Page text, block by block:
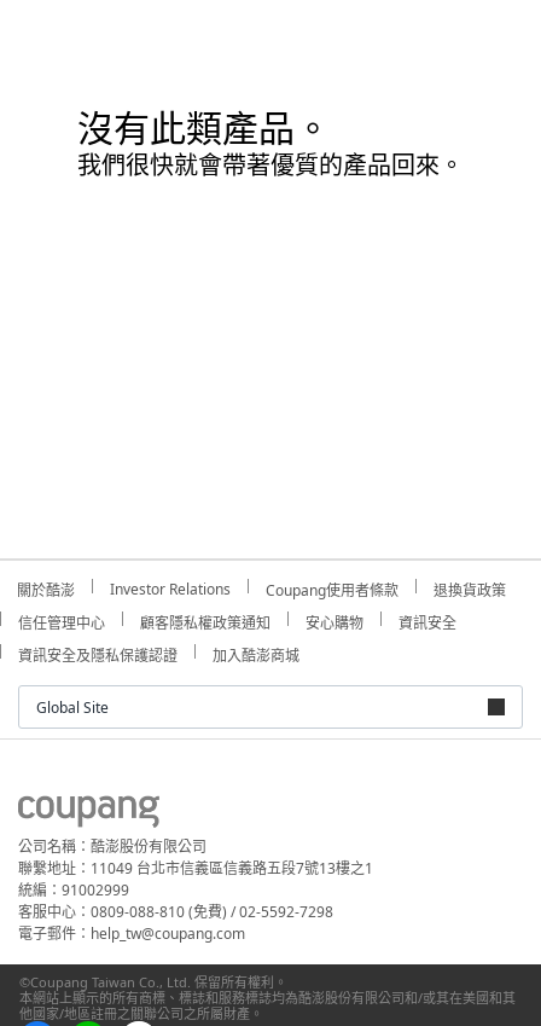
沒有此類產品。
我們很快就會帶著優質的產品回來。
關於酷澎 Investor Relations Coupang使用者條款
退換貨政策
信任管理中心
顧客隱私權政策通知 安心購物
資訊安全
資訊安全及隱私保護認證
加入酷澎商城
Global Site
公司名稱：酷澎股份有限公司
聯繫地址：11049 台北市信義區信義路五段7號13樓之1
統編：91002999
客服中心：0809-088-810 (免費) / 02-5592-7298
電子郵件：help_tw@coupang.com
©Coupang Taiwan Co., Ltd. 保留所有權利。
本網站上顯示的所有商標、標誌和服務標誌均為酷澎股份有限公司和/或其在美國和其
他國家/地區註冊之關聯公司之所屬財產。